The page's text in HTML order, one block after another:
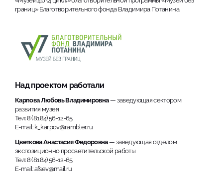
границ» Благотворительного фонда Владимира Потанина.
Над проектом работали
Карпова Любовь Владимировна— заведующая сектором
развития музея
Тел: 8 (8184) 56-12-65
E-mail: k_karpov@rambler.ru
Цветкова Анастасия Федоровна— заведующая отделом
экспозиционно просветительской работы
Тел: 8 (8184) 56-12-65
E-mail: afsev@mail.ru